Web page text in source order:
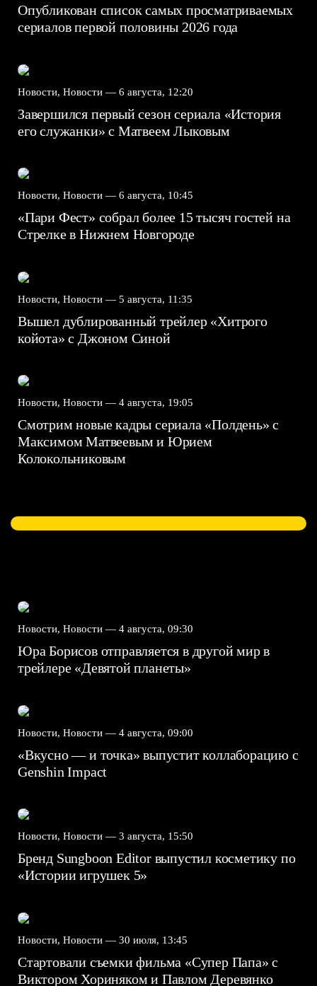
Опубликован список самых просматриваемых
сериалов первой половины 2026 года
Новости, Новости — 6 августа, 12:20
Завершился первый сезон сериала «История
его служанки» с Матвеем Лыковым
Новости, Новости — 6 августа, 10:45
«Пари Фест» собрал более 15 тысяч гостей на
Стрелке в Нижнем Новгороде
Новости, Новости — 5 августа, 11:35
Вышел дублированный трейлер «Хитрого
койота» с Джоном Синой
Новости, Новости — 4 августа, 19:05
Смотрим новые кадры сериала «Полдень» с
Максимом Матвеевым и Юрием
Колокольниковым
Новости, Новости — 4 августа, 09:30
Юра Борисов отправляется в другой мир в
трейлере «Девятой планеты»
Новости, Новости — 4 августа, 09:00
«Вкусно — и точка» выпустит коллаборацию с
Genshin Impact⁠⁠
Новости, Новости — 3 августа, 15:50
Бренд Sungboon Editor выпустил косметику по
«Истории игрушек 5»
Новости, Новости — 30 июля, 13:45
Стартовали съемки фильма «Супер Папа» с
Виктором Хориняком и Павлом Деревянко